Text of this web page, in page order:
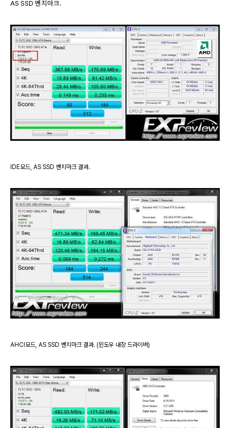
AS SSD 벤치마크.
IDE모드, AS SSD 벤치마크 결과.
AHCI모드, AS SSD 벤치마크 결과. (윈도우 내장 드라이버)